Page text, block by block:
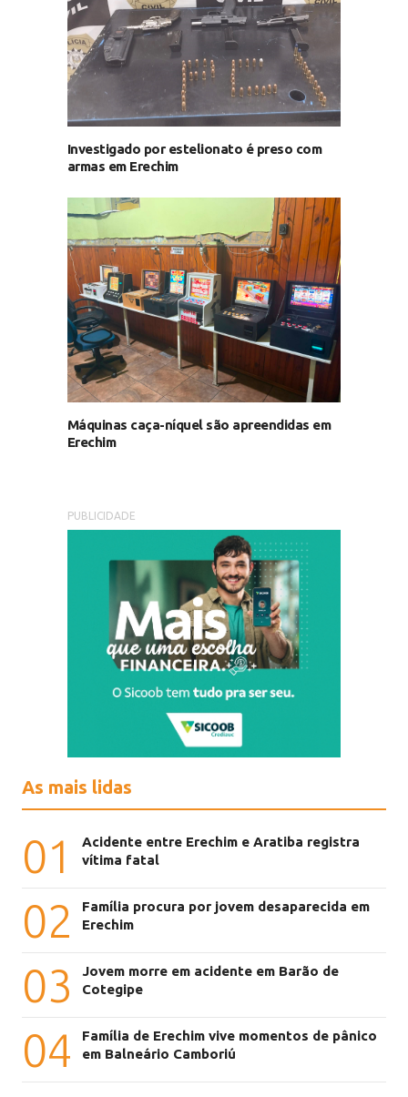
Investigado por estelionato é preso com
armas em Erechim
Máquinas caça-níquel são apreendidas em
Erechim
PUBLICIDADE
As mais lidas
01
Acidente entre Erechim e Aratiba registra
vítima fatal
02
Família procura por jovem desaparecida em
Erechim
03
Jovem morre em acidente em Barão de
Cotegipe
04
Família de Erechim vive momentos de pânico
em Balneário Camboriú